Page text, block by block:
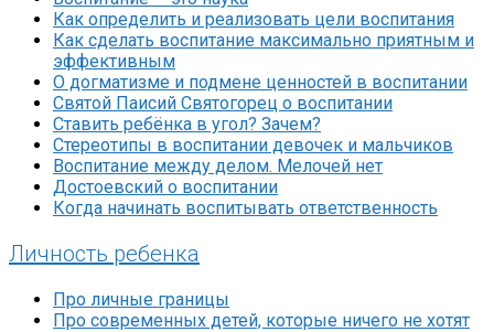
Как определить и реализовать цели воспитания
Как сделать воспитание максимально приятным и
эффективным
О догматизме и подмене ценностей в воспитании
Святой Паисий Святогорец о воспитании
Ставить ребёнка в угол? Зачем?
Стереотипы в воспитании девочек и мальчиков
Воспитание между делом. Мелочей нет
Достоевский о воспитании
Когда начинать воспитывать ответственность
Личность ребенка
Про личные границы
Про современных детей, которые ничего не хотят